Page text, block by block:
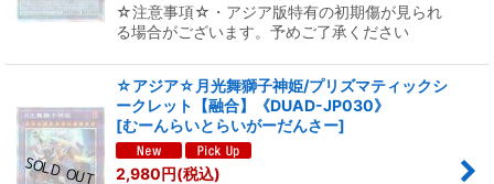
☆注意事項☆・アジア版特有の初期傷が見られ
る場合がございます。予めご了承ください
☆アジア☆月光舞獅子神姫/プリズマティックシ
ークレット【融合】《DUAD-JP030》
[むーんらいとらいがーだんさー]
2,980円(税込)